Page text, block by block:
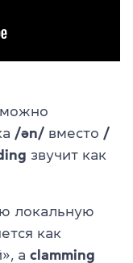
можно
/ən/ вместо /
звучит как
локальную
как
а clamming